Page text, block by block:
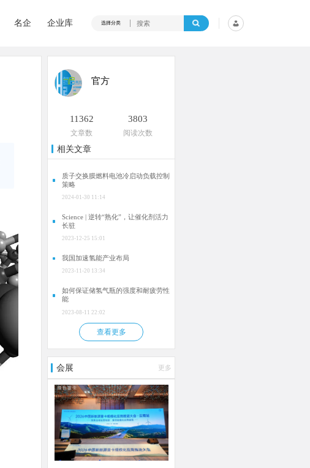
名企 企业库 选择分类
官方
11362
文章数
3803
阅读次数
相关文章
质子交换膜燃料电池冷启动负载控制
策略
2024-01-30 11:14
Science | 逆转“熟化”，让催化剂活力
长驻
2023-12-25 15:01
我国加速氢能产业布局
2023-11-20 13:34
如何保证储氢气瓶的强度和耐疲劳性
能
2023-08-11 22:02
查看更多
会展 更多